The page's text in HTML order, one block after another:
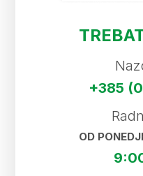
+385
OD